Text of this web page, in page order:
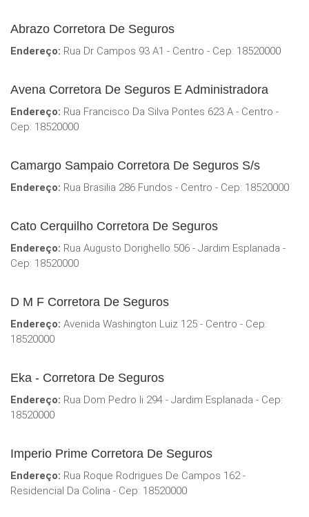
Abrazo Corretora De Seguros
Endereço: Rua Dr Campos 93 A1 - Centro - Cep: 18520000
Avena Corretora De Seguros E Administradora
Endereço: Rua Francisco Da Silva Pontes 623 A - Centro -
Cep: 18520000
Camargo Sampaio Corretora De Seguros S/s
Endereço: Rua Brasilia 286 Fundos - Centro - Cep: 18520000
Cato Cerquilho Corretora De Seguros
Endereço: Rua Augusto Dorighello 506 - Jardim Esplanada -
Cep: 18520000
D M F Corretora De Seguros
Endereço: Avenida Washington Luiz 125 - Centro - Cep:
18520000
Eka - Corretora De Seguros
Endereço: Rua Dom Pedro Ii 294 - Jardim Esplanada - Cep:
18520000
Imperio Prime Corretora De Seguros
Endereço: Rua Roque Rodrigues De Campos 162 -
Residencial Da Colina - Cep: 18520000